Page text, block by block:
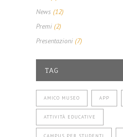
News (12)
Premi (2)
Presentazioni (7)
TAG
AMICO MUSEO APP
ATTIVITÀ EDUCATIVE
CAMPUS PER STUDENTI